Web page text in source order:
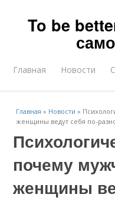
To be
Главная Новости
Главная » Новости »
женщины ведут себя по-
почему
женщины